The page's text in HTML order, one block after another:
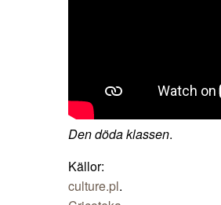
Den döda klassen.
Källor:
culture.pl.